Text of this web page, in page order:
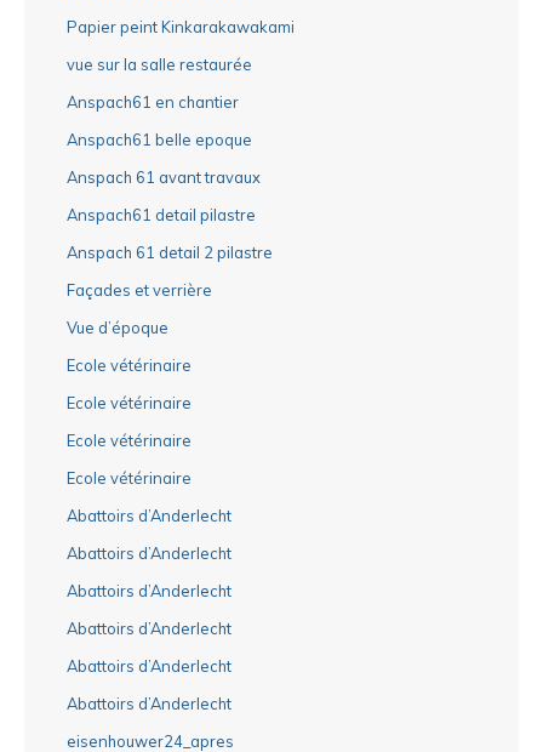
Papier peint Kinkarakawakami
vue sur la salle restaurée
Anspach61 en chantier
Anspach61 belle epoque
Anspach 61 avant travaux
Anspach61 detail pilastre
Anspach 61 detail 2 pilastre
Façades et verrière
Vue d’époque
Ecole vétérinaire
Ecole vétérinaire
Ecole vétérinaire
Ecole vétérinaire
Abattoirs d’Anderlecht
Abattoirs d’Anderlecht
Abattoirs d’Anderlecht
Abattoirs d’Anderlecht
Abattoirs d’Anderlecht
Abattoirs d’Anderlecht
eisenhouwer24_apres